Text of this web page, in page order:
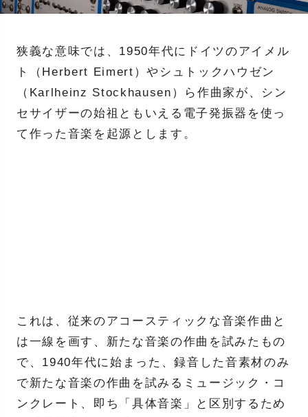
狭義な意味では、1950年代にドイツのアイメル
ト（Herbert Eimert）やシュトックハウゼン
（Karlheinz Stockhausen）ら作曲家が、シン
セサイザーの始祖ともいえる電子発振器を使っ
て作った音楽を起源とします。
これは、従来のアコースティックな音楽作曲と
は一線を画す、新たな音楽の作曲を試みたもの
で、1940年代に始まった、録音した音素材のみ
で新たな音楽の作曲を試みるミュージック・コ
ンクレート、即ち「具体音楽」と区別するため